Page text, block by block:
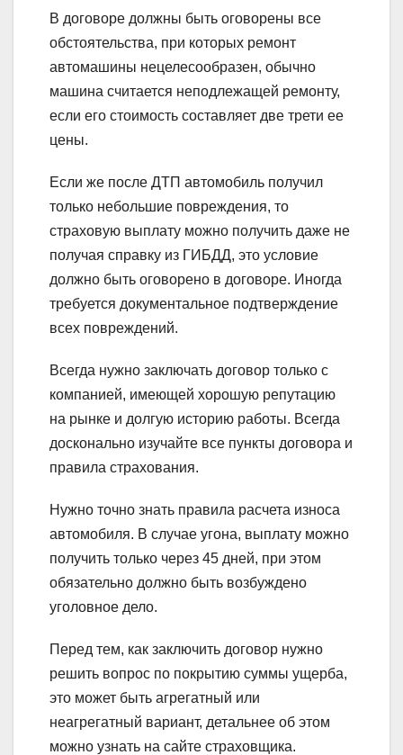
В договоре должны быть оговорены все
обстоятельства, при которых ремонт
автомашины нецелесообразен, обычно
машина считается неподлежащей ремонту,
если его стоимость составляет две трети ее
цены.
Если же после ДТП автомобиль получил
только небольшие повреждения, то
страховую выплату можно получить даже не
получая справку из ГИБДД, это условие
должно быть оговорено в договоре. Иногда
требуется документальное подтверждение
всех повреждений.
Всегда нужно заключать договор только с
компанией, имеющей хорошую репутацию
на рынке и долгую историю работы. Всегда
досконально изучайте все пункты договора и
правила страхования.
Нужно точно знать правила расчета износа
автомобиля. В случае угона, выплату можно
получить только через 45 дней, при этом
обязательно должно быть возбуждено
уголовное дело.
Перед тем, как заключить договор нужно
решить вопрос по покрытию суммы ущерба,
это может быть агрегатный или
неагрегатный вариант, детальнее об этом
можно узнать на сайте страховщика.